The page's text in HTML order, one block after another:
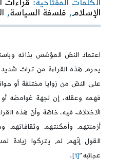
الكلمات المفتاحية: قراءات
الإسلام, فلسفة السياسة,
اعتماد النصّ المؤسّس بذاته
يحرم هذه القراءة من تراث شديد
على النصّ من زوايا مختلفة أو
فهمه وعقله، إن لجهة غوامضه
الاختلاف فيه، خاصّة وأنّ هذه
أزمنتهم وأمكنتهم
القول إنّهم لم يتركوا زيادة
عجائبه”[1]
.